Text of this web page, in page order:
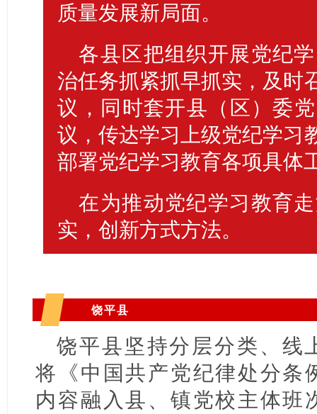
质量发展新局面。
各县区把组织开展党纪
治任务抓紧抓早抓实，及时
议，同时套开县（区）委
议，传达学习上级党纪学习
部署党纪学习教育各项具体
在为推动党纪学习教育
实，创新方式方法。
饶平县
饶平县坚持分层分类、线
将《中国共产党纪律处分条
内容融入县、镇党校主体班